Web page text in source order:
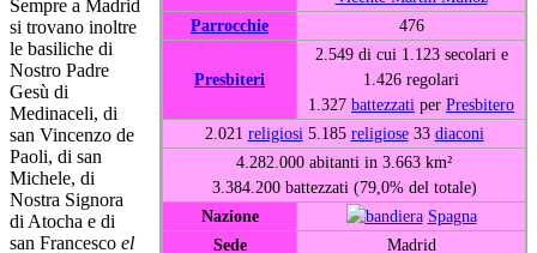
Parrocchie
476
Presbiteri
2.549 di cui 1.123 secolari e
1.426 regolari
1.327 battezzati per Presbitero
2.021 religiosi 5.185 religiose33 diaconi
4.282.000 abitanti in 3.663 km²
3.384.200 battezzati (79,0% del totale)
Nazione
Spagna
Sede
Madrid
Sempre a Madrid
si trovano inoltre
le basiliche di
Nostro Padre
Gesù di
Medinaceli, di
san Vincenzo de
Paoli, di san
Michele, di
Nostra Signora
di Atocha e di
san Francesco el